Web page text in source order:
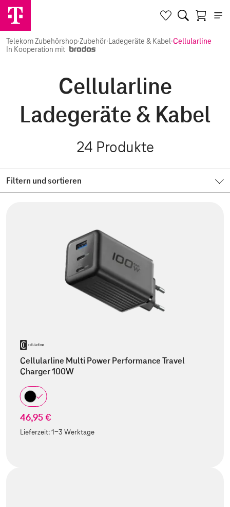
Telekom Zubehörshop·Zubehör·Ladegeräte & Kabel·Cellularline
In Kooperation mit
Cellularline
Ladegeräte & Kabel
24 Produkte
Filtern und sortieren
Cellularline Multi Power Performance Travel
Charger 100W
46,95 €
Lieferzeit:1-3 Werktage